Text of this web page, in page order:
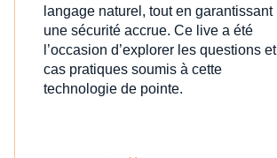
langage naturel, tout en garantissant
une sécurité accrue. Ce live a été
l’occasion d’explorer les questions et
cas pratiques soumis à cette
technologie de pointe.